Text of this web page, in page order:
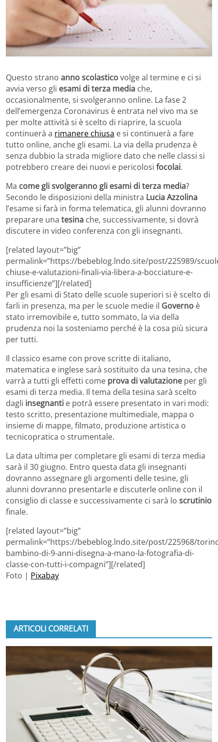
Questo strano anno scolasticovolge al termine e ci si
avvia verso gli esami di terza media che,
occasionalmente, si svolgeranno online. La fase 2
dell’emergenza Coronavirus è entrata nel vivo ma se
per molte attività si è scelto di riaprire, la scuola
continuerà a rimanere chiusa e si continuerà a fare
tutto online, anche gli esami. La via della prudenza è
senza dubbio la strada migliore dato che nelle classi si
potrebbero creare dei nuovi e pericolosi focolai.
Ma come gli svolgeranno gli esami di terza media?
Secondo le disposizioni della ministra Lucia Azzolina
l’esame si farà in forma telematica, gli alunni dovranno
preparare una tesina che, successivamente, si dovrà
discutere in video conferenza con gli insegnanti.
[related layout=”big”
permalink=”https://bebeblog.lndo.site/post/225989/
chiuse-e-valutazioni-finali-via-libera-a-bocciature-e-
insufficienze”][/related]
Per gli esami di Stato delle scuole superiori si è scelto di
farli in presenza, ma per le scuole medie il Governo è
stato irremovibile e, tutto sommato, la via della
prudenza noi la sosteniamo perché è la cosa più sicura
per tutti.
Il classico esame con prove scritte di italiano,
matematica e inglese sarà sostituito da una tesina, che
varrà a tutti gli effetti come prova di valutazione per gli
esami di terza media. Il tema della tesina sarà scelto
dagli insegnanti e potrà essere presentato in vari modi:
testo scritto, presentazione multimediale, mappa o
insieme di mappe, filmato, produzione artistica o
tecnicopratica o strumentale.
La data ultima per completare gli esami di terza media
sarà il 30 giugno. Entro questa data gli insegnanti
dovranno assegnare gli argomenti delle tesine, gli
alunni dovranno presentarle e discuterle online con il
consiglio di classe e successivamente ci sarà lo scrutinio
finale.
[related layout=”big”
permalink=”https://bebeblog.lndo.site/post/225968/
bambino-di-9-anni-disegna-a-mano-la-fotografia-di-
classe-con-tutti-i-compagni”][/related]
Foto | Pixabay
ARTICOLI CORRELATI